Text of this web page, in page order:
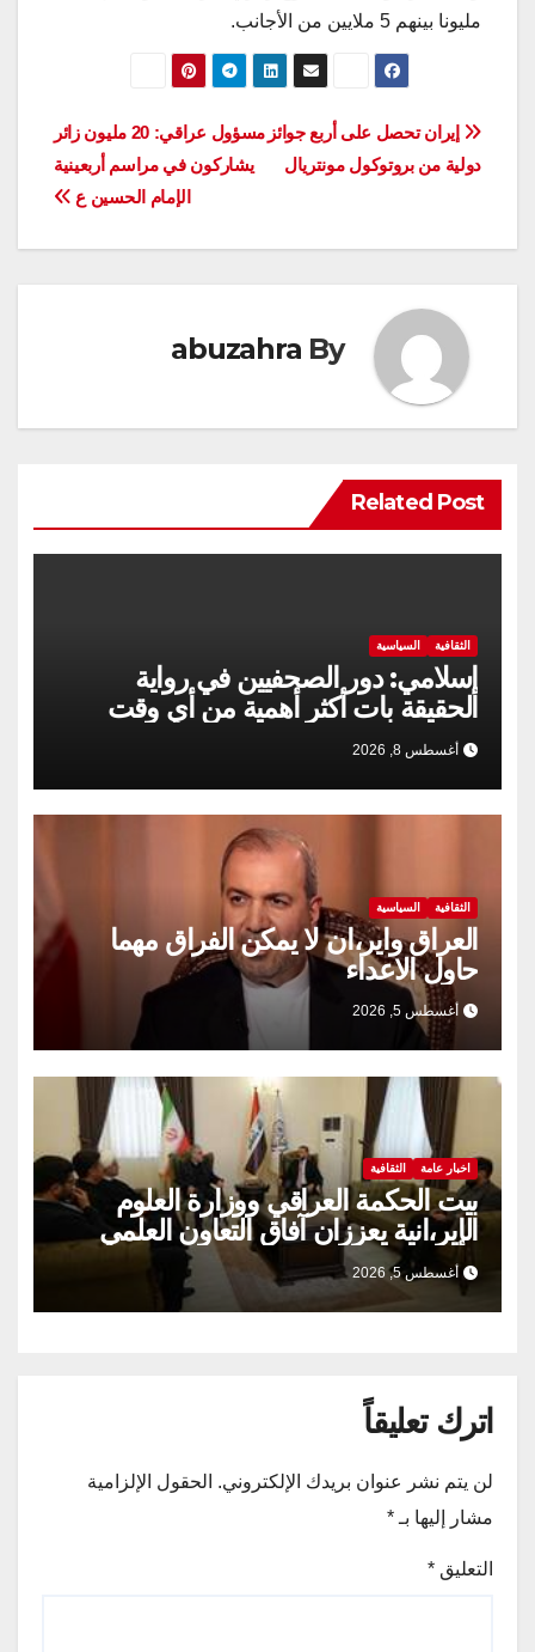
مليونا بينهم 5 ملايين من الأجانب.
تصفّح
المقالات
مسؤول عراقي: 20 مليون زائر
يشاركون في مراسم أربعينية
الإمام الحسين ع
إيران تحصل على أربع جوائز
دولية من بروتوكول مونتريال
By
abuzahra
Related Post
الثقافية السياسية
إسلامي: دور الصحفيين في رواية
الحقيقة بات أكثر أهمية من أي وقت
مضى
أغسطس 8, 2026
الثقافية السياسية
العراق واير،ان لا يمكن الفراق مهما
حاول الاعداء
أغسطس 5, 2026
اخبار عامة الثقافية
بيت الحكمة العراقي ووزارة العلوم
الإير،انية يعززان آفاق التعاون العلمي
والثقافي.
أغسطس 5, 2026
اترك تعليقاً
لن يتم نشر عنوان بريدك الإلكتروني. الحقول الإلزامية
مشار إليها بـ *
التعليق *